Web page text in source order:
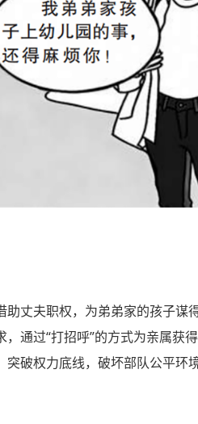
丈夫职权，为弟弟家的孩子谋
通过“打招呼”的方式为亲属获
破权力底线，破坏部队公平环